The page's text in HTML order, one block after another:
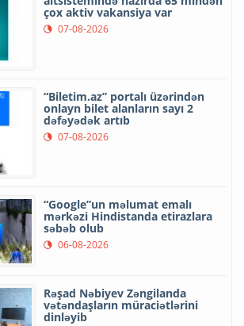
çox aktiv vakansiya var
07-08-2026
“Biletim.az” portalı üzərindən
onlayn bilet alanların sayı 2
dəfəyədək artıb
07-08-2026
“Google”un məlumat emalı
mərkəzi Hindistanda etirazlara
səbəb olub
06-08-2026
Rəşad Nəbiyev Zəngilanda
vətəndaşların müraciətlərini
dinləyib